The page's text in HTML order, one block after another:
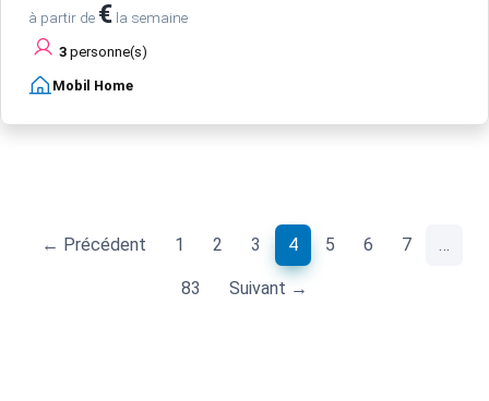
à partir de € la semaine
3 personne(s)
Mobil Home
← Précédent 1 2 3 4(current)
5 6 7 …
83 Suivant →